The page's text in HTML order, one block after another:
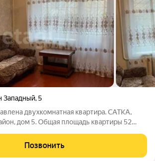
Западный,5
двухкомнатная квартира. САТКА,
дом 5. Общая площадь квартиры 52
дома. Комнаты раздельные. Установлены
Позвонить